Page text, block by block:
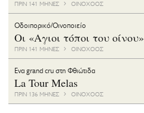
ΠΡΙΝ 141 ΜΗΝΕΣ ΟΙΝΟΧΟΟΣ
Οδοιπορικό/Οινοποιείο
Οι «Αγιοι τόποι του οίνου»
ΠΡΙΝ 141 ΜΗΝΕΣ ΟΙΝΟΧΟΟΣ
Eνα grand cru στη Φθιώτιδα
La Tour Melas
ΠΡΙΝ 136 ΜΗΝΕΣ ΟΙΝΟΧΟΟΣ